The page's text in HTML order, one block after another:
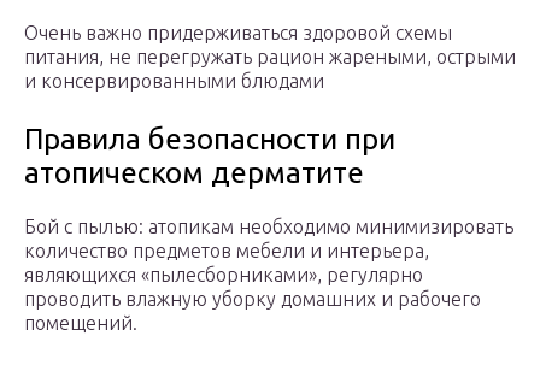
Очень важно придерживаться здоровой схемы
питания, не перегружать рацион жареными, острыми
и консервированными блюдами
Правила безопасности при
атопическом дерматите
Бой с пылью: атопикам необходимо минимизировать
количество предметов мебели и интерьера,
являющихся «пылесборниками», регулярно
проводить влажную уборку домашних и рабочего
помещений.